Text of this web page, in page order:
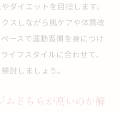
ダイエットを目指します。
スしながら肌ケアや体質改
ースで運動習慣を身につけ
イフスタイルに合わせて、
討しましょう。
ムどちらが高いのか解